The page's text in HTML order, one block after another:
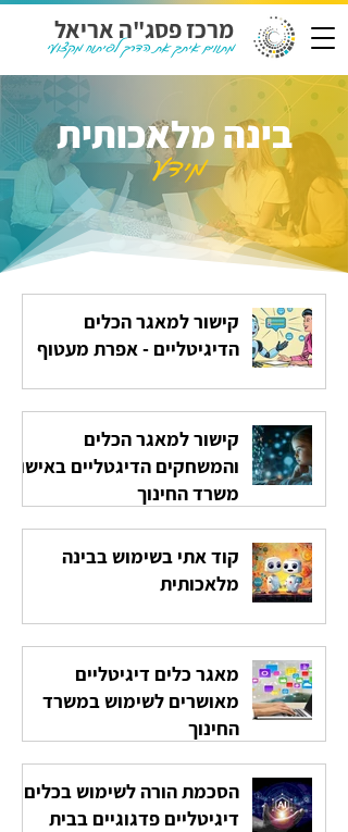
מרכז פסג"ה אריאל
מתווים איתך את הדרך לפיתוח מקצועי
בינה מלאכותית
מידע
קישור למאגר הכלים
הדיגיטליים - אפרת מעטוף
קישור למאגר הכלים
והמשחקים הדיגטליים באישור
משרד החינוך
קוד אתי בשימוש בבינה
מלאכותית
מאגר כלים דיגיטליים
מאושרים לשימוש במשרד
החינוך
הסכמת הורה לשימוש בכלים
דיגיטליים פדגוגיים בבית